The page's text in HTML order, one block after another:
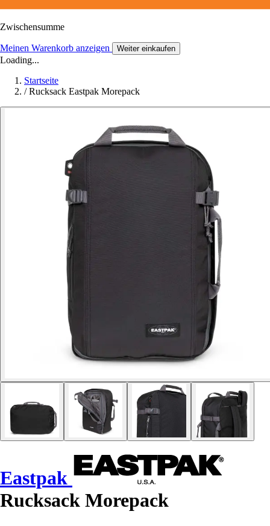
Zwischensumme
Meinen Warenkorb anzeigen Weiter einkaufen
Loading...
Startseite
/ Rucksack Eastpak Morepack
Eastpak
Rucksack Morepack